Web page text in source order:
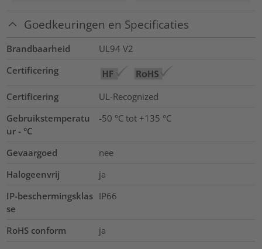
Goedkeuringen en Specificaties
Brandbaarheid
UL94 V2
Certificering
Certificering
UL-Recognized
Gebruikstemperatu
ur - °C
-50 °C tot +135 °C
Gevaargoed
nee
Halogeenvrij
ja
IP-beschermingsklas
se
IP66
RoHS conform ja